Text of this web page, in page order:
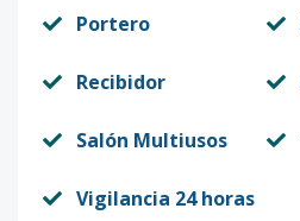
Portero
Recibidor
Salón Multiusos
Vigilancia 24 horas